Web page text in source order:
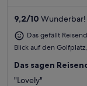
unseren
Carnoustie Golf
sich in der Nähe.
9,2/10 Wunderbar!
Das gefällt
Blick auf den
Das sagen
"Lovely"